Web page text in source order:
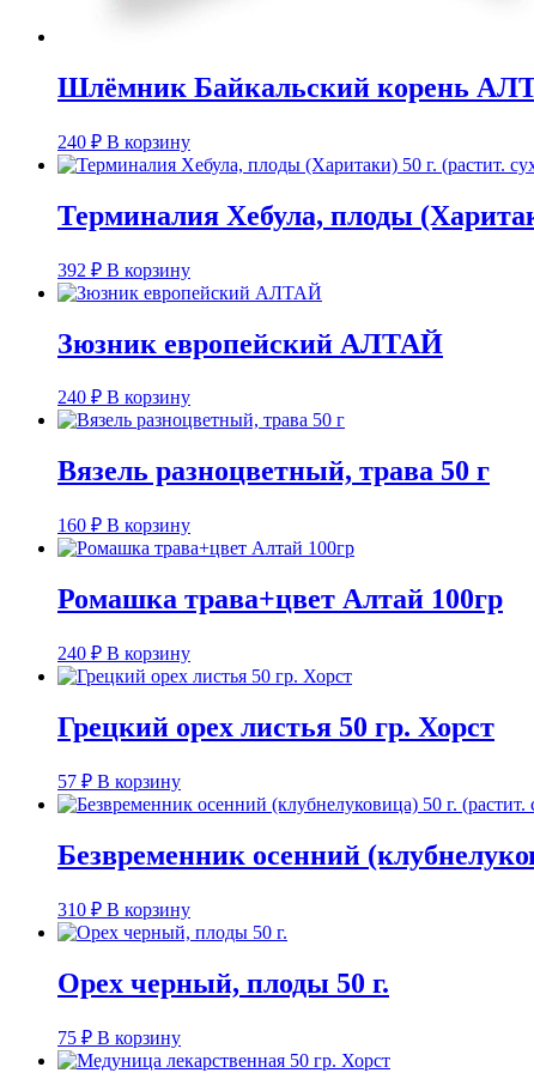
Шлёмник Байкальский корень
240 ₽ В корзину
Терминалия Хебула, плоды
392 ₽ В корзину
Зюзник европейский АЛТАЙ
240 ₽ В корзину
Вязель разноцветный, трава 50 г
160 ₽ В корзину
Ромашка трава+цвет Алтай 100гр
240 ₽ В корзину
Грецкий орех листья 50 гр. Хорст
57 ₽ В корзину
Безвременник осенний
310 ₽ В корзину
Орех черный, плоды 50 г.
75 ₽ В корзину